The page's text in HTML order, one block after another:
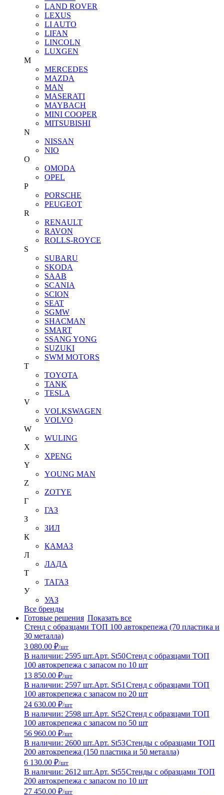
LAND ROVER
LEXUS
LI AUTO
LIFAN
LINCOLN
LUXGEN
M
MERCEDES
MAZDA
MAN
MASERATI
MAYBACH
MINI COOPER
MITSUBISHI
N
NISSAN
NIO
O
OMODA
OPEL
P
PORSCHE
PEUGEOT
R
RENAULT
RAVON
ROLLS-ROYCE
S
SUBARU
SKODA
SAAB
SCANIA
SCION
SEAT
SGMW
SHACMAN
SMART
SSANG YONG
SUZUKI
SWM MOTORS
T
TOYOTA
TANK
TESLA
V
VOLKSWAGEN
VOLVO
W
WULING
X
XPENG
Y
YOUNG MAN
Z
ZOTYE
Г
ГАЗ
З
ЗИЛ
К
КАМАЗ
Л
ЛАДА
Т
ТАГАЗ
У
УАЗ
Все бренды
Готовые решения Показать все
Стенд с образцами ТОП 100 автокрепежа (70 пластика и
30 металла)
3 080.00 ₽/шт
В наличии: 2595 шт.Арт. St50Стенд с образцами ТОП
100 автокрепежа с запасом по 10 шт
13 850.00 ₽/шт
В наличии: 2597 шт.Арт. St51 Стенд с образцами ТОП
100 автокрепежа с запасом по 20 шт
24 630.00 ₽/шт
В наличии: 2598 шт.Арт. St52Стенд с образцами ТОП
100 автокрепежа с запасом по 50 шт
56 960.00 ₽/шт
В наличии: 2600 шт.Арт. St53Стенды с образцами ТОП
200 автокрепежа (150 пластика и 50 металла)
6 130.00 ₽/шт
В наличии: 2612 шт.Арт. St55Стенды с образцами ТОП
200 автокрепежа с запасом по 10 шт
27 450.00 ₽/шт